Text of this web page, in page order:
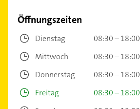
Öffnungszeiten
Dienstag
08:30 – 18:00
Mittwoch
08:30 – 18:00
Donnerstag
08:30 – 18:00
Freitag
08:30 – 18:00